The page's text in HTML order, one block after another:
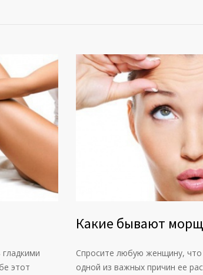
этот
Какие бывают
Спросите любую женщину, что
одной из важных причин ее